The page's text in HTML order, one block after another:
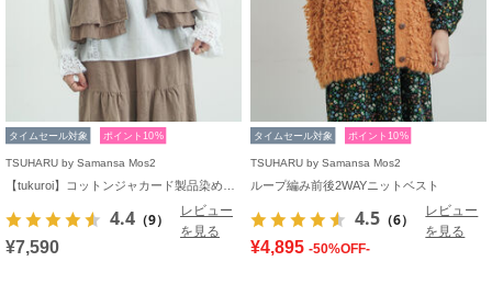
タイムセール対象 ポイント10%
TSUHARU by Samansa Mos2
4.4 （9）
レビュー
を見る
¥7,590
タイムセール対象 ポイント10%
TSUHARU by Samansa Mos2
ループ編み前後2WAYニットベスト
4.5 （6）
レビュー
を見る
¥4,895 -50%OFF-